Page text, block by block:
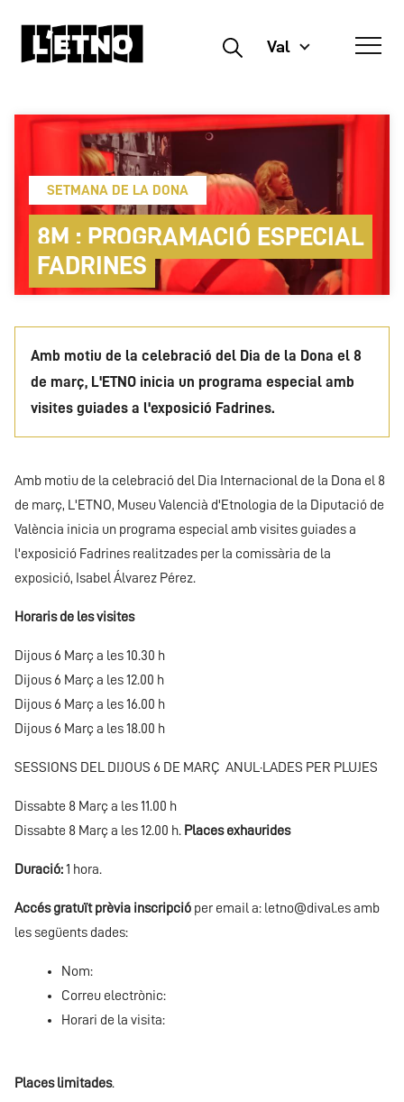
Buscar Val
SETMANA DE LA DONA
8M : PROGRAMACIÓ ESPECIAL
FADRINES
Amb motiu de la celebració del Dia de la Dona el 8
de març, L'ETNO inicia un programa especial amb
visites guiades a l'exposició Fadrines.
Amb motiu de la celebració del Dia Internacional de la Dona el 8
de març, L'ETNO, Museu Valencià d'Etnologia de la Diputació de
València inicia un programa especial amb visites guiades a
l'exposició Fadrines realitzades per la comissària de la
exposició, Isabel Álvarez Pérez.
Horaris de les visites
Dijous 6 Març a les 10.30 h
Dijous 6 Març a les 12.00 h
Dijous 6 Març a les 16.00 h
Dijous 6 Març a les 18.00 h
SESSIONS DEL DIJOUS 6 DE MARÇ ANUL·LADES PER PLUJES
Dissabte 8 Març a les 11.00 h
Dissabte 8 Març a les 12.00 h. Places exhaurides
Duració:1 hora.
Accés gratuït prèvia inscripció per email a: letno@dival.esamb
les següents dades:
Nom:
Correu electrònic:
Horari de la visita:
Places limitades.